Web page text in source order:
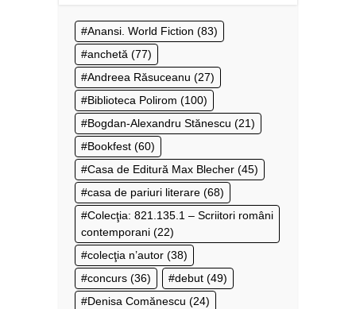
Anansi. World Fiction (83)
anchetă (77)
Andreea Răsuceanu (27)
Biblioteca Polirom (100)
Bogdan-Alexandru Stănescu (21)
Bookfest (60)
Casa de Editură Max Blecher (45)
casa de pariuri literare (68)
Colecţia: 821.135.1 – Scriitori români
contemporani (22)
colecţia n’autor (38)
concurs (36) debut (49)
Denisa Comănescu (24)